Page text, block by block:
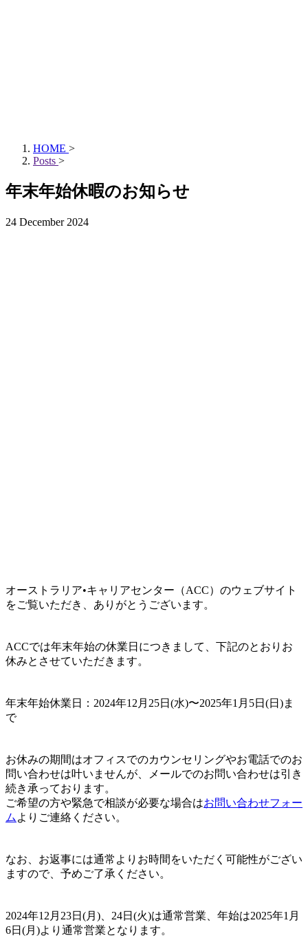
HOME >
Posts >
年末年始休暇のお知らせ
24 December 2024
オーストラリア•キャリアセンター（ACC）のウェブサイト
をご覧いただき、ありがとうございます。
ACCでは年末年始の休業日につきまして、下記のとおりお
休みとさせていただきます。
年末年始休業日：2024年12月25日(水)〜2025年1月5日(日)ま
で
お休みの期間はオフィスでのカウンセリングやお電話でのお
問い合わせは叶いませんが、
メールでのお問い合わせは引き
続き承っております。
ご希望の方や緊急で相談が必要な場合はお問い合わせフォー
ム よりご連絡ください。
なお、 お返事には通常よりお時間をいただく可能性がござい
ますので、予めご了承ください。
2024年12月23日(月)、24日(火)は通常営業、年始は2025年1月
6日(月)より通常営業となります。